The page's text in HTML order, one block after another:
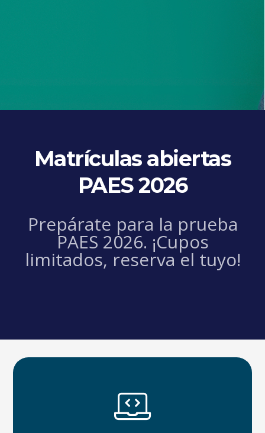
Matrículas abiertas
PAES 2026
Prepárate para la prueba
PAES 2026. ¡Cupos
limitados, reserva el tuyo!